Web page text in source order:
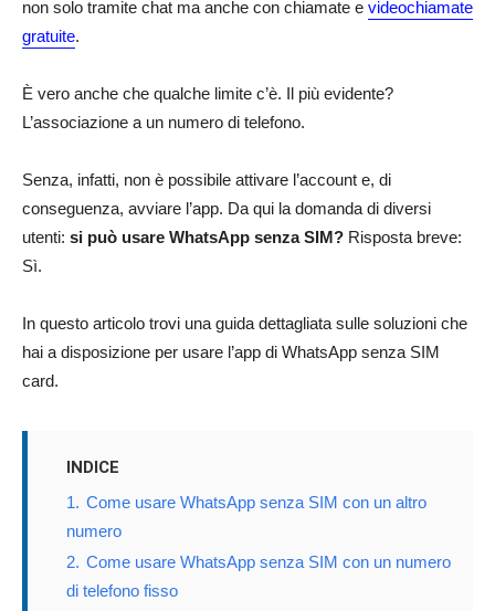
non solo tramite chat ma anche con chiamate e videochiamate
gratuite.
È vero anche che qualche limite c’è. Il più evidente?
L’associazione a un numero di telefono.
Senza, infatti, non è possibile attivare l’account e, di
conseguenza, avviare l’app. Da qui la domanda di diversi
utenti: si può usare WhatsApp senza SIM? Risposta breve:
Sì.
In questo articolo trovi una guida dettagliata sulle soluzioni che
hai a disposizione per usare l’app di WhatsApp senza SIM
card.
INDICE
1. Come usare WhatsApp senza SIM con un altro
numero
2. Come usare WhatsApp senza SIM con un numero
di telefono fisso